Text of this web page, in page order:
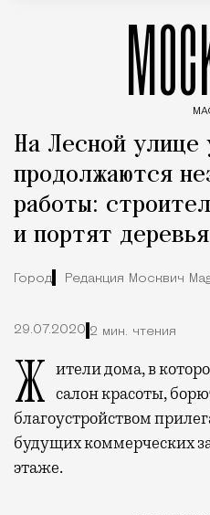
На Лесной улице
продолжаются
работы:
и портят
Город Редакция Москвич
29.07.2020 2 мин. чтения
Жители дома, в котором до карантина работал салон красоты,
благоустройством
будущих коммерческих
этаже.